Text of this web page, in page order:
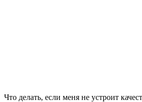
Что делать, если меня не устроит